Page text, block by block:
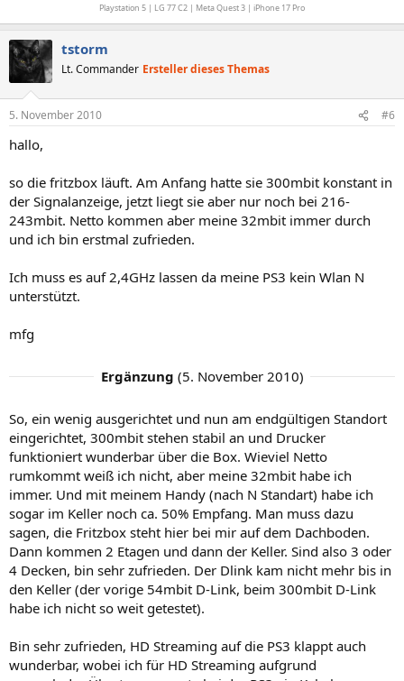
Playstation 5 | LG 77 C2 | Meta Quest 3 | iPhone 17 Pro
tstorm
Lt. Commander Ersteller dieses Themas
5. November 2010 #6
hallo,
so die fritzbox läuft. Am Anfang hatte sie 300mbit konstant in
der Signalanzeige, jetzt liegt sie aber nur noch bei 216-
243mbit. Netto kommen aber meine 32mbit immer durch
und ich bin erstmal zufrieden.
Ich muss es auf 2,4GHz lassen da meine PS3 kein Wlan N
unterstützt.
mfg
Ergänzung (5. November 2010)
So, ein wenig ausgerichtet und nun am endgültigen Standort
eingerichtet, 300mbit stehen stabil an und Drucker
funktioniert wunderbar über die Box. Wieviel Netto
rumkommt weiß ich nicht, aber meine 32mbit habe ich
immer. Und mit meinem Handy (nach N Standart) habe ich
sogar im Keller noch ca. 50% Empfang. Man muss dazu
sagen, die Fritzbox steht hier bei mir auf dem Dachboden.
Dann kommen 2 Etagen und dann der Keller. Sind also 3 oder
4 Decken, bin sehr zufrieden. Der Dlink kam nicht mehr bis in
den Keller (der vorige 54mbit D-Link, beim 300mbit D-Link
habe ich nicht so weit getestet).
Bin sehr zufrieden, HD Streaming auf die PS3 klappt auch
wunderbar, wobei ich für HD Streaming aufgrund